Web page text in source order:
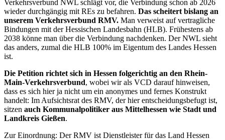
Verkehrsverbund NWL schlägt vor, die Verbindung schon ab 2026
wieder durchgängig mit REs zu befahren. Das scheitert bislang an
unserem Verkehrsverbund RMV. Man verweist auf vertragliche
Bindungen mit der Hessischen Landesbahn (HLB). Frühestens ab
2038 könne man über die Verbindung nachdenken. Der NWL sieht
das anders, zumal die HLB 100% im Eigentum des Landes Hessen
ist.
Die Petition richtet sich in Hessen folgerichtig an den Rhein-
Main-Verkehrsverbund, wobei wir als VCD darauf hinweisen,
dass es sich hier ja nicht um ein anonymes und fernes Konstrukt
handelt: Im Aufsichtsrat des RMV, der hier entscheidungsbefugt ist,
sitzen auch Kommunalpolitiker aus Mittelhessen wie Stadt und
Landkreis Gießen.
Zur Einordnung: Der RMV ist Dienstleister für das Land Hessen